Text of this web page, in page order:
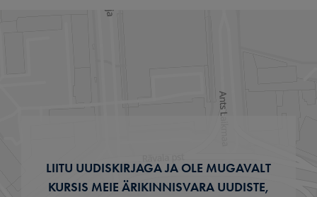
LIITU UUDISKIRJAGA JA OLE MUGAVALT
KURSIS MEIE ÄRIKINNISVARA UUDISTE,